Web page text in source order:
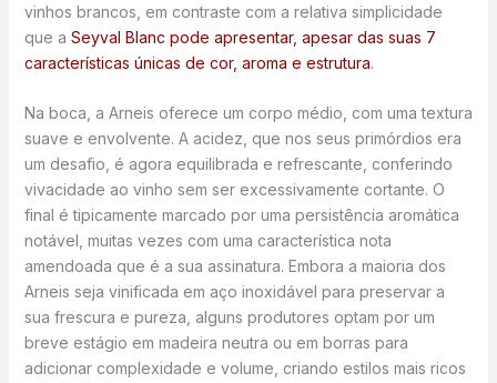
vinhos brancos, em contraste com a relativa simplicidade
que a Seyval Blanc pode apresentar, apesar das suas 7
características únicas de cor, aroma e estrutura.
Na boca, a Arneis oferece um corpo médio, com uma textura
suave e envolvente. A acidez, que nos seus primórdios era
um desafio, é agora equilibrada e refrescante, conferindo
vivacidade ao vinho sem ser excessivamente cortante. O
final é tipicamente marcado por uma persistência aromática
notável, muitas vezes com uma característica nota
amendoada que é a sua assinatura. Embora a maioria dos
Arneis seja vinificada em aço inoxidável para preservar a
sua frescura e pureza, alguns produtores optam por um
breve estágio em madeira neutra ou em borras para
adicionar complexidade e volume, criando estilos mais ricos